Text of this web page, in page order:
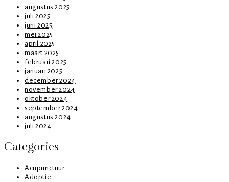
augustus 2025
juli 2025
juni 2025
mei 2025
april 2025
maart 2025
februari 2025
januari 2025
december 2024
november 2024
oktober 2024
september 2024
augustus 2024
juli 2024
Categories
Acupunctuur
Adoptie